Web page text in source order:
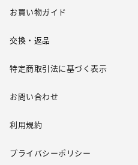
お買い物ガイド
交換・返品
特定商取引法に基づく表示
お問い合わせ
利用規約
プライバシーポリシー